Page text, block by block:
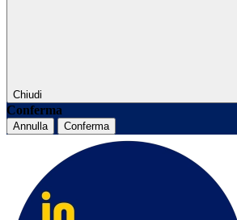
Chiudi
Conferma
Annulla Conferma